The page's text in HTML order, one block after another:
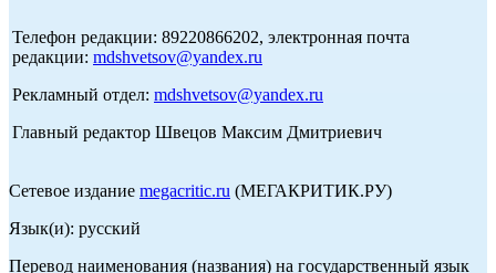
Телефон редакции: 89220866202, электронная почта
редакции: mdshvetsov@yandex.ru
Рекламный отдел: mdshvetsov@yandex.ru
Главный редактор Швецов Максим Дмитриевич
Сетевое издание megacritic.ru (МЕГАКРИТИК.РУ)
Язык(и): русский
Перевод наименования (названия) на государственный язык